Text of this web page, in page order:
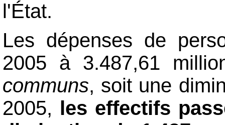
l'État.
Les dépenses de
2005 à 3.487,61
communs, soit une
2005, les effectifs